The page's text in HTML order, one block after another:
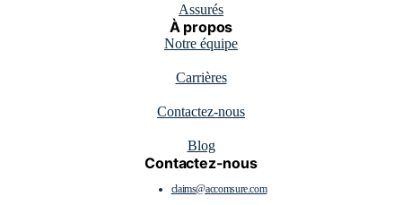
Assurés
À propos
Notre équipe
Carrières
Contactez-nous
Blog
Contactez-nous
claims@accomsure.com